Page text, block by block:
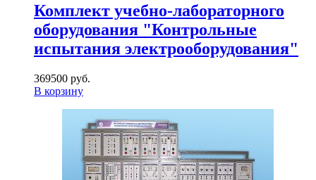
Комплект учебно-лабораторного
оборудования "Контрольные
испытания электрооборудования"
369500 руб.
В корзину